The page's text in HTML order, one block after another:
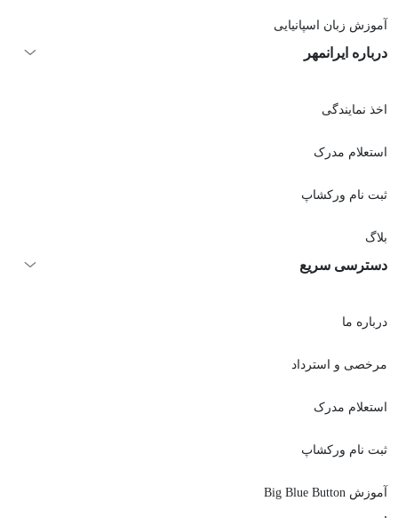
آموزش زبان اسپانیایی
درباره ایرانمهر
اخذ نمايندگی
استعلام مدرک
ثبت نام ورکشاپ
بلاگ
دسترسی سریع
درباره ما
مرخصی و استرداد
استعلام مدرک
ثبت نام ورکشاپ
آموزش Big Blue Button
.